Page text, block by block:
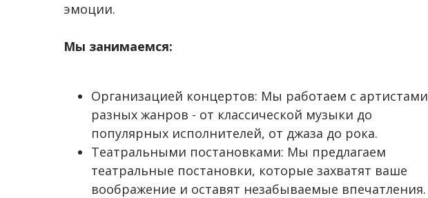
эмоции.
Мы занимаемся:
Организацией концертов: Мы работаем с артистами
разных жанров - от классической музыки до
популярных исполнителей, от джаза до рока.
Театральными постановками: Мы предлагаем
театральные постановки, которые захватят ваше
воображение и оставят незабываемые впечатления.